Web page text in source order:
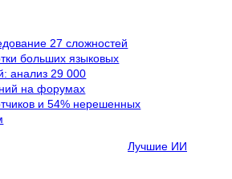
Лучшие ИИ